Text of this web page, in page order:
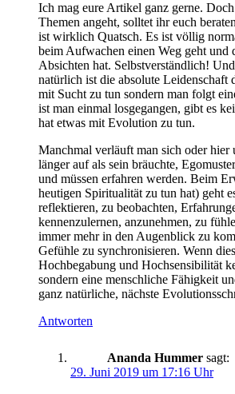
Ich mag eure Artikel ganz gerne.
Themen angeht, solltet ihr euch
ist wirklich Quatsch. Es ist völlig
beim Aufwachen einen Weg geht und
Absichten hat. Selbstverständlich!
natürlich ist die absolute Leidenschaft
mit Sucht zu tun sondern man folgt
ist man einmal losgegangen, gibt es
hat etwas mit Evolution zu tun.
Manchmal verläuft man sich oder hier
länger auf als sein bräuchte,
und müssen erfahren werden. Beim
heutigen Spiritualität zu tun hat) geht
reflektieren, zu beobachten,
kennenzulernen, anzunehmen, zu
immer mehr in den Augenblick zu
Gefühle zu synchronisieren. Wenn
Hochbegabung und Hochsensibilität
sondern eine menschliche Fähigkeit
ganz natürliche, nächste
Antworten
Ananda Hummer sagt:
29. Juni 2019 um 17:16 Uhr